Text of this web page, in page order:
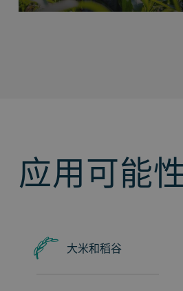
应用可能
大米和稻谷